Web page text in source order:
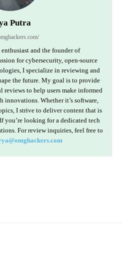
Putra
enthusiast and the founder of
for cybersecurity, open-source
I specialize in reviewing and
the future. My goal is to provide
to help users make informed
innovations. Whether it’s software,
I strive to deliver content that is
you’re looking for a dedicated tech
For review inquiries, feel free to